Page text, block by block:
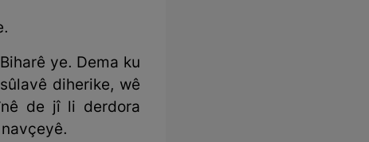
ye. Dema ku
diherike, wê
de jî li derdora